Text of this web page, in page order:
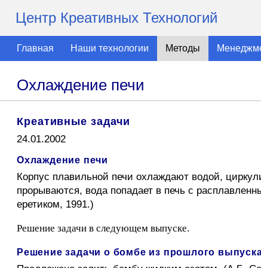
Центр Креативных Технологий
Главная Наши технологии Методы
Охлаждение печи
Креативные задачи
24.01.2002
Охлаждение печи
Корпус плавильной печи охлаждают водой,
прорываются, вода попадает в печь с
еретиком, 1991.)
Решение задачи в следующем выпуске.
Решение задачи о бомбе из прошлого